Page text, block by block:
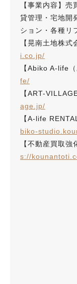
【事業内容】
貸管理・宅地開
ション・各種リ
【晃南土地株式
i.co.jp/
【Abiko A-life
fe/
【ART-
age.jp/
【A-life
biko-
【不動産買取強
s://